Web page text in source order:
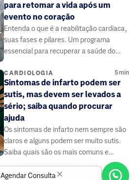
para retomar a vida após um
evento no coração
Entenda o que é a reabilitação cardíaca,
suas fases e pilares. Um programa
essencial para recuperar a saúde do
CARDIOLOGIA 5min
Sintomas de infarto podem ser
sutis, mas devem ser levados a
sério; saiba quando procurar
ajuda
Os sintomas de infarto nem sempre são
claros e alguns podem ser muito sutis.
Saiba quais são os mais comuns e
Agendar Consulta